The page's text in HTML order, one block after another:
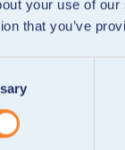
your use of
that you’ve